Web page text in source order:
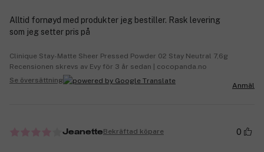
Alltid fornøyd med produkter jeg bestiller. Rask levering
som jeg setter pris på
Clinique Stay-Matte Sheer Pressed Powder 02 Stay Neutral 7,6g
Recensionen skrevs av Evy för 3 år sedan | cocopanda.no
Se översättning
Anmäl
JeanetteBekräftad köpare 0